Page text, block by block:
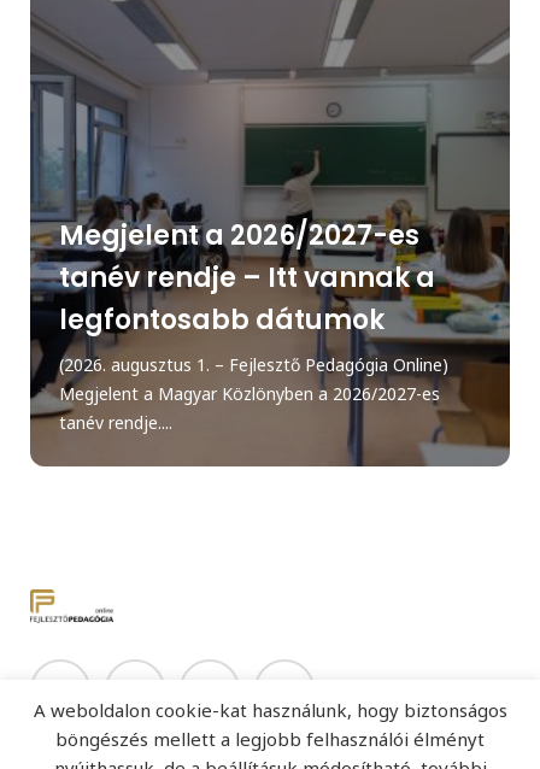
Megjelent a 2026/2027-es
tanév rendje – Itt vannak a
legfontosabb dátumok
(2026. augusztus 1. – Fejlesztő Pedagógia Online)
Megjelent a Magyar Közlönyben a 2026/2027-es
tanév rendje....
A weboldalon cookie-kat használunk, hogy biztonságos
böngészés mellett a legjobb felhasználói élményt